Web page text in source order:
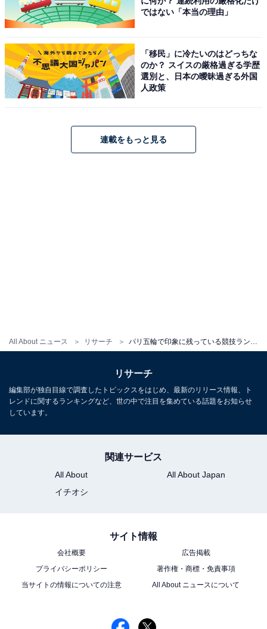
All About ニュース リサーチ
チポイントを握りながらも最終的には惜しくも負けてし
まいましたが、私が見ていたオリンピックの中で一番熱
由が挙がりました。
ではない「本当の理由」
「移民」に冷たいのはどっちな
のか？ スイスの厳格過ぎる学歴
選別と、日本の曖昧過ぎる外国
人政策
連載をもっと見る
リサーチ
編集部が独自目線で調査したトピックスをはじめ、最新のリリース情報、ト
レンドに関するランキングなど、世の中で注目を集めている話題をお知らせ
しています。
関連サービス
All About
All About Japan
イチオシ
サイト情報
会社概要
広告掲載
プライバシーポリシー
著作権・商標・免責事項
当サイトの情報についての注意
All About ニュースについて